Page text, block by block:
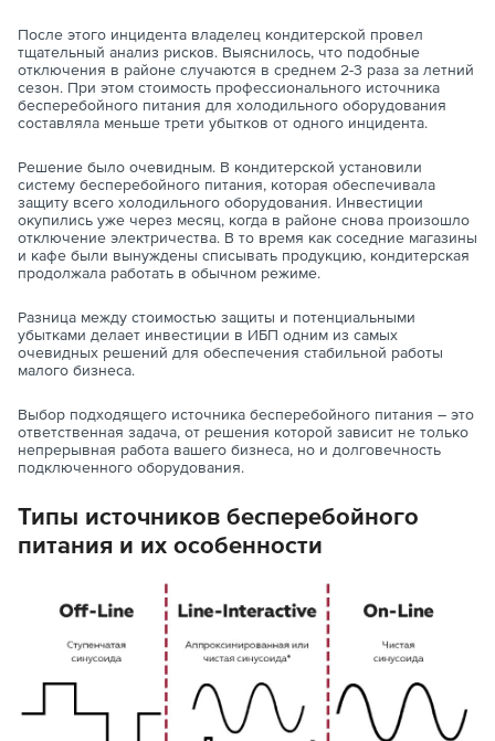
После этого инцидента владелец кондитерской провел
тщательный анализ рисков. Выяснилось, что подобные
отключения в районе случаются в среднем 2-3 раза за летний
сезон. При этом стоимость профессионального источника
бесперебойного питания для холодильного оборудования
составляла меньше трети убытков от одного инцидента.
Решение было очевидным. В кондитерской установили
систему бесперебойного питания, которая обеспечивала
защиту всего холодильного оборудования. Инвестиции
окупились уже через месяц, когда в районе снова произошло
отключение электричества. В то время как соседние магазины
и кафе были вынуждены списывать продукцию, кондитерская
продолжала работать в обычном режиме.
Разница между стоимостью защиты и потенциальными
убытками делает инвестиции в ИБП одним из самых
очевидных решений для обеспечения стабильной работы
малого бизнеса.
Выбор подходящего источника бесперебойного питания – это
ответственная задача, от решения которой зависит не только
непрерывная работа вашего бизнеса, но и долговечность
подключенного оборудования.
Типы источников бесперебойного
питания и их особенности